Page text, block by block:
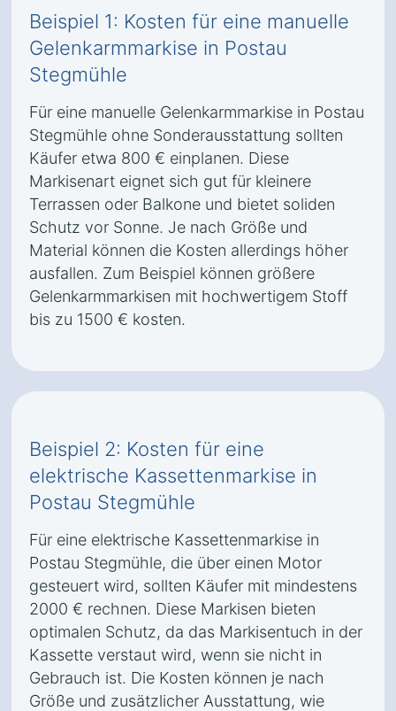
Beispiel 1: Kosten für eine manuelle
Gelenkarmmarkise in Postau
Stegmühle
Für eine manuelle Gelenkarmmarkise in Postau
Stegmühle ohne Sonderausstattung sollten
Käufer etwa 800 € einplanen. Diese
Markisenart eignet sich gut für kleinere
Terrassen oder Balkone und bietet soliden
Schutz vor Sonne. Je nach Größe und
Material können die Kosten allerdings höher
ausfallen. Zum Beispiel können größere
Gelenkarmmarkisen mit hochwertigem Stoff
bis zu 1500 € kosten.
Beispiel 2: Kosten für eine
elektrische Kassettenmarkise in
Postau Stegmühle
Für eine elektrische Kassettenmarkise in
Postau Stegmühle, die über einen Motor
gesteuert wird, sollten Käufer mit mindestens
2000 € rechnen. Diese Markisen bieten
optimalen Schutz, da das Markisentuch in der
Kassette verstaut wird, wenn sie nicht in
Gebrauch ist. Die Kosten können je nach
Größe und zusätzlicher Ausstattung, wie